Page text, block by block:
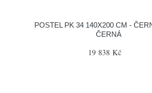
POSTEL PK 34 140X200 CM -
ČERNÁ
19 838 Kč